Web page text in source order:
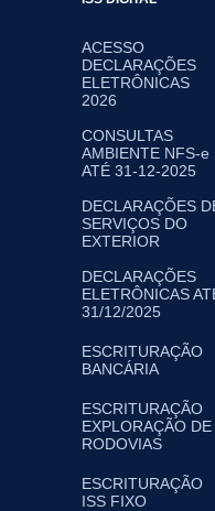
ACESSO
DECLARAÇÕES
ELETRÔNICAS
2026
CONSULTAS
AMBIENTE NFS-e
ATÉ 31-12-2025
DECLARAÇÕES
SERVIÇOS DO
EXTERIOR
DECLARAÇÕES
ELETRÔNICAS
31/12/2025
ESCRITURAÇÃO
BANCÁRIA
ESCRITURAÇÃO
EXPLORAÇÃO DE
RODOVIAS
ESCRITURAÇÃO
ISS FIXO